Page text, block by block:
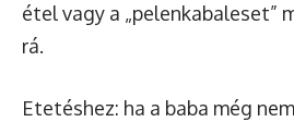
étel vagy a „pelenkabaleset”
rá.
Etetéshez: ha a baba még